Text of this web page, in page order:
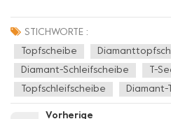
STICHWORTE :
Topfscheibe
Diamant-Schleifscheibe T-
Topfschleifscheibe Diamant-
Vorherige